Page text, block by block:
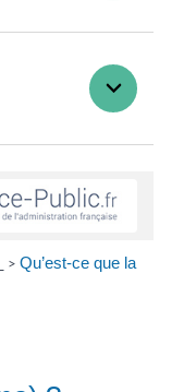
> Qu’est-ce que la